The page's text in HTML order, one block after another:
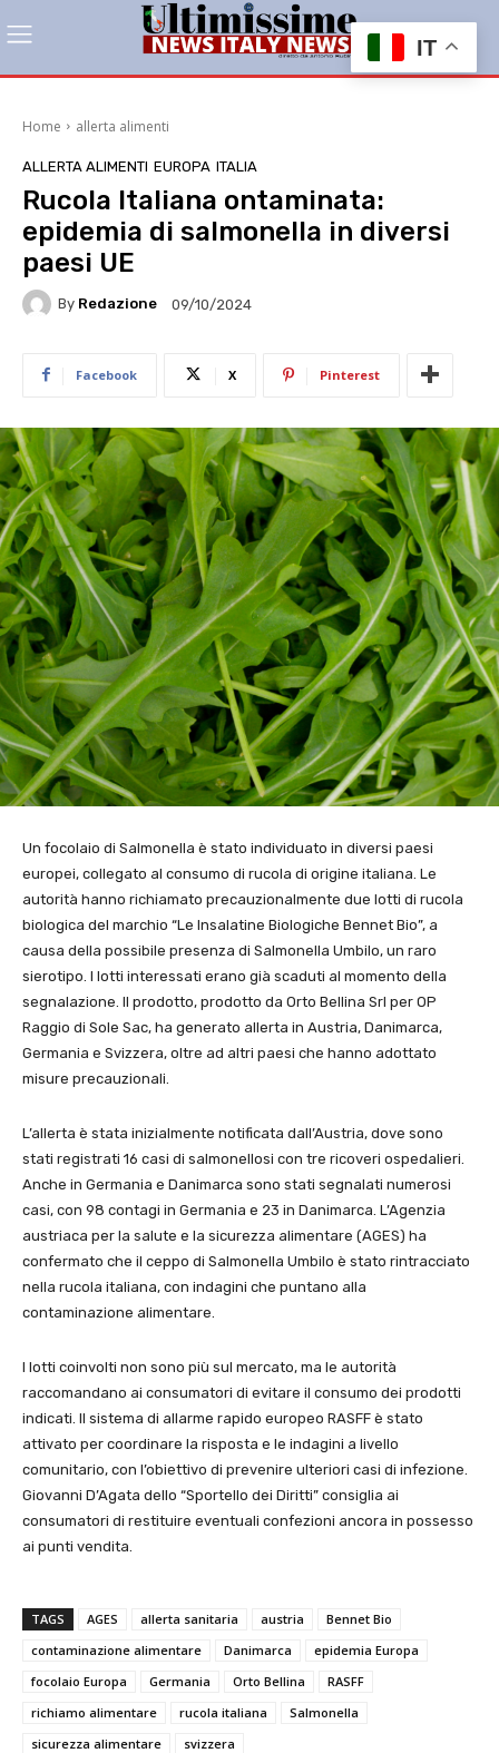
Home allerta alimenti
ALLERTA ALIMENTI EUROPA ITALIA
Rucola Italiana ontaminata:
epidemia di salmonella in diversi
paesi UE
By Redazione 09/10/2024
Facebook X Pinterest
Un focolaio di Salmonella è stato individuato in diversi paesi
europei, collegato al consumo di rucola di origine italiana. Le
autorità hanno richiamato precauzionalmente due lotti di rucola
biologica del marchio “Le Insalatine Biologiche Bennet Bio”, a
causa della possibile presenza di Salmonella Umbilo, un raro
sierotipo. I lotti interessati erano già scaduti al momento della
segnalazione. Il prodotto, prodotto da Orto Bellina Srl per OP
Raggio di Sole Sac, ha generato allerta in Austria, Danimarca,
Germania e Svizzera, oltre ad altri paesi che hanno adottato
misure precauzionali.
L’allerta è stata inizialmente notificata dall’Austria, dove sono
stati registrati 16 casi di salmonellosi con tre ricoveri ospedalieri.
Anche in Germania e Danimarca sono stati segnalati numerosi
casi, con 98 contagi in Germania e 23 in Danimarca. L’Agenzia
austriaca per la salute e la sicurezza alimentare (AGES) ha
confermato che il ceppo di Salmonella Umbilo è stato rintracciato
nella rucola italiana, con indagini che puntano alla
contaminazione alimentare.
I lotti coinvolti non sono più sul mercato, ma le autorità
raccomandano ai consumatori di evitare il consumo dei prodotti
indicati. Il sistema di allarme rapido europeo RASFF è stato
attivato per coordinare la risposta e le indagini a livello
comunitario, con l’obiettivo di prevenire ulteriori casi di infezione.
Giovanni D’Agata dello “Sportello dei Diritti” consiglia ai
consumatori di restituire eventuali confezioni ancora in possesso
ai punti vendita.
TAGS AGES allerta sanitaria austria
Bennet Bio
contaminazione alimentare
Danimarca
epidemia Europa
focolaio Europa
Germania Orto Bellina
RASFF
richiamo alimentare
rucola italiana
Salmonella
sicurezza alimentare
svizzera
IT